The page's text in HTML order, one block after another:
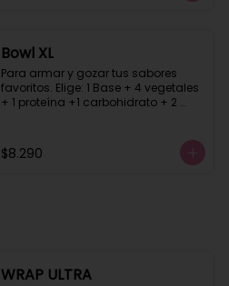
Bowl XL
Para armar y gozar tus sabores
favoritos. Elige: 1 Base + 4 vegetales
+ 1 proteína +1 carbohidrato + 2
$8.290
WRAP ULTRA